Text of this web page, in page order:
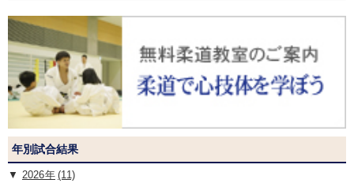
年別試合結果
2026
(11)